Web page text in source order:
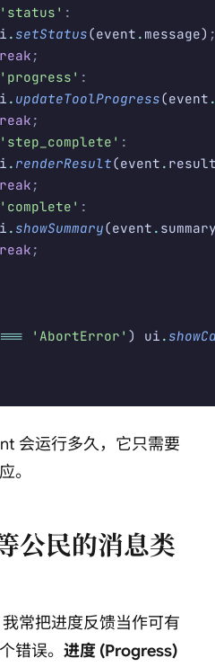
'status' :
. setStatus(event . message)
;
'progress' :
. updateToolProgress(event
;
'step_complete' :
. renderResult(event .
;
'complete' :
. showSummary(event .
;
=== 'AbortError' ) ui .
会运行多久，它只需要
。
公民的消息类
常把进度反馈当作可有
错误。 进度 (Progress)